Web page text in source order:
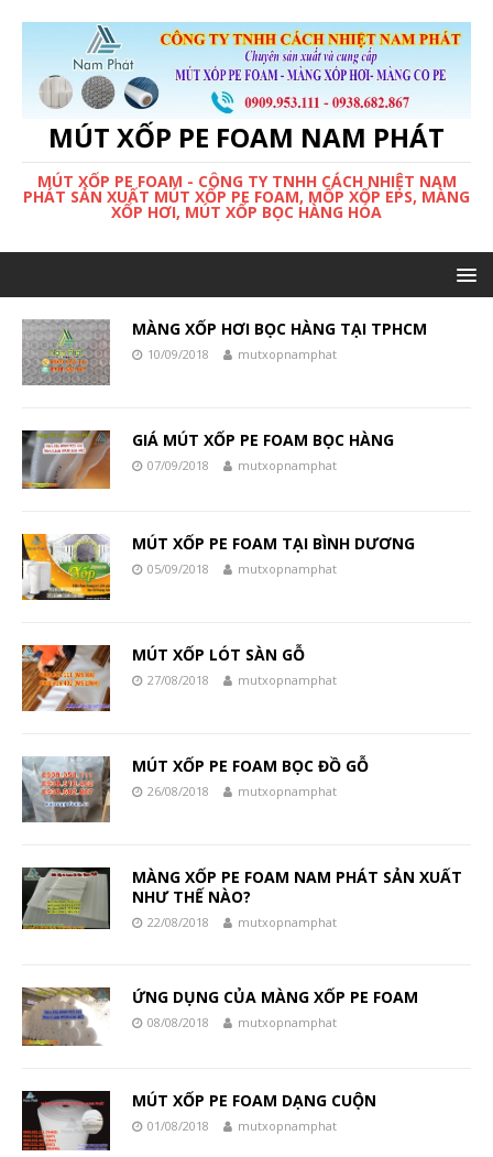
MÚT XỐP PE FOAM NAM PHÁT
MÚT XỐP PE FOAM - CÔNG TY TNHH CÁCH NHIỆT NAM
PHÁT SẢN XUẤT MÚT XỐP PE FOAM, MỐP XỐP EPS, MÀNG
XỐP HƠI, MÚT XỐP BỌC HÀNG HÓA
MÀNG XỐP HƠI BỌC HÀNG TẠI TPHCM
10/09/2018 mutxopnamphat
GIÁ MÚT XỐP PE FOAM BỌC HÀNG
07/09/2018 mutxopnamphat
MÚT XỐP PE FOAM TẠI BÌNH DƯƠNG
05/09/2018 mutxopnamphat
MÚT XỐP LÓT SÀN GỖ
27/08/2018 mutxopnamphat
MÚT XỐP PE FOAM BỌC ĐỒ GỖ
26/08/2018 mutxopnamphat
MÀNG XỐP PE FOAM NAM PHÁT SẢN XUẤT
NHƯ THẾ NÀO?
22/08/2018 mutxopnamphat
ỨNG DỤNG CỦA MÀNG XỐP PE FOAM
08/08/2018 mutxopnamphat
MÚT XỐP PE FOAM DẠNG CUỘN
01/08/2018 mutxopnamphat